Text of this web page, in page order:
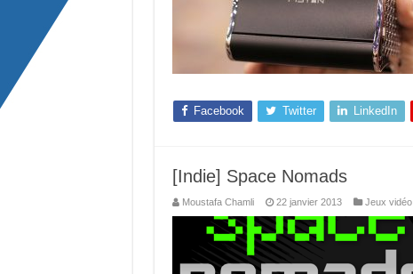
Facebook Twitter LinkedIn
[Indie] Space Nomads
Moustafa Chamli 22 janvier 2013 Jeux vidéo